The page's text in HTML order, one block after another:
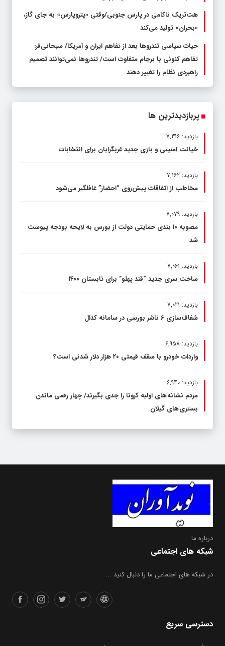
هت‌تریک ناکامی در پارس جنوبی/وقتی «پتروپارس» به جای گاز،
«بحران» تولید می‌کند
حیات سیاسی تندروها بعد از تفاهم ایران و آمریکا/ سبحانی‌فر:
تفاهم کنونی با برجام متفاوت است/ تندروها نمی‌توانند تصمیم
راهبردی نظام را تغییر دهند
پربازدیدترین ها
بازدید: 7,316
خیانت امنیتی و بازی جدید غربگرایان برای انتخابات
بازدید: 7,162
مخاطب از اتفاقات پیش‌روی “احضار” غافلگیر می‌شود
بازدید: 7,079
مصوبه ۱۰ بندی حمایتی دولت از بورس به لایحه بودجه پیوست
شد
بازدید: 7,061
ساخت سری جدید “قند پهلو” برای تابستان ۱۴۰۰
بازدید: 7,021
شفاف‌سازی ۶ ناشر بورسی در سامانه کدال
بازدید: 6,958
واردات خودرو با سقف قیمتی ۲۰ هزار دلار شدنی است؟
بازدید: 6,940
مردم نشانه های اولیه کرونا را جدی بگیرند/ چهار رقمی ماندن
بستری های گیلان
درباره ما
شبکه های اجتماعی
در شبکه های اجتماعی ما را دنبال کنید ...
دسترسی سریع